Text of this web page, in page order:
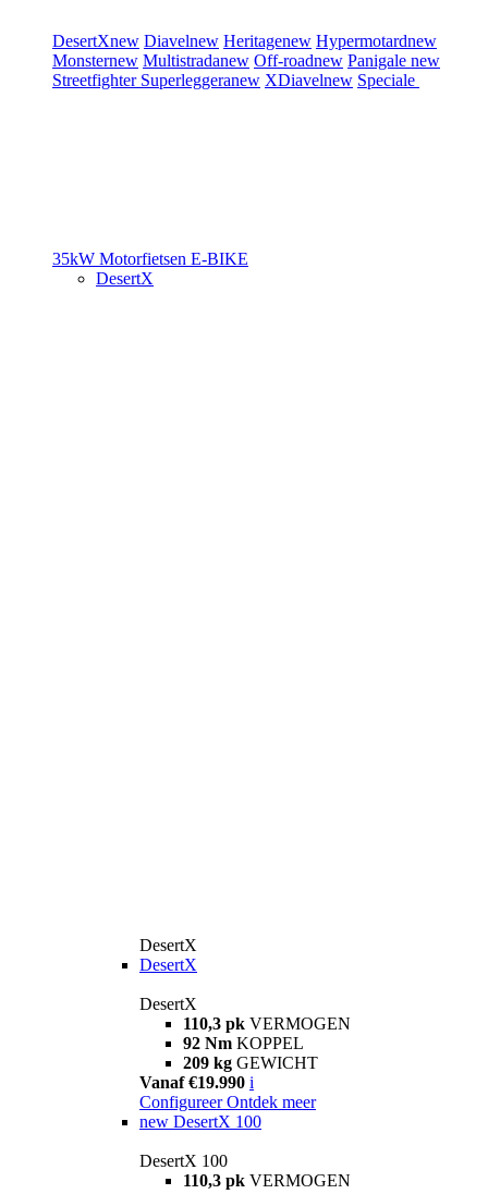
DesertXnew Diavelnew Heritagenew Hypermotardnew
Monsternew Multistradanew Off-roadnew Panigale new
Streetfighter Superleggeranew XDiavelnew Speciale
35kW Motorfietsen E-BIKE
DesertX
DesertX
DesertX
DesertX
110,3 pk VERMOGEN
92 Nm KOPPEL
209 kg GEWICHT
Vanaf €19.990 i
Configureer Ontdek meer
new DesertX 100
DesertX 100
110,3 pk VERMOGEN